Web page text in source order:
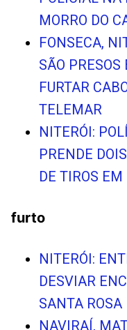
MORRO DO
FONSECA,
SÃO
FURTAR
TELEMAR
NITERÓI:
PRENDE
DE TIROS
furto
NITERÓI:
DESVIAR
SANTA ROSA
NAVIRAÍ,